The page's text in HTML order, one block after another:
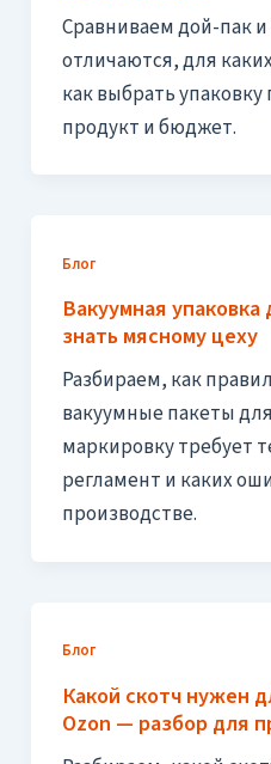
Сравниваем дой-пак
отличаются, для
как выбрать
продукт и бюджет.
Блог
Вакуумная
знать мясному цеху
Разбираем, как
вакуумные пакеты
маркировку требует
регламент и каких
производстве.
Блог
Какой скотч нужен
Ozon — разбор для